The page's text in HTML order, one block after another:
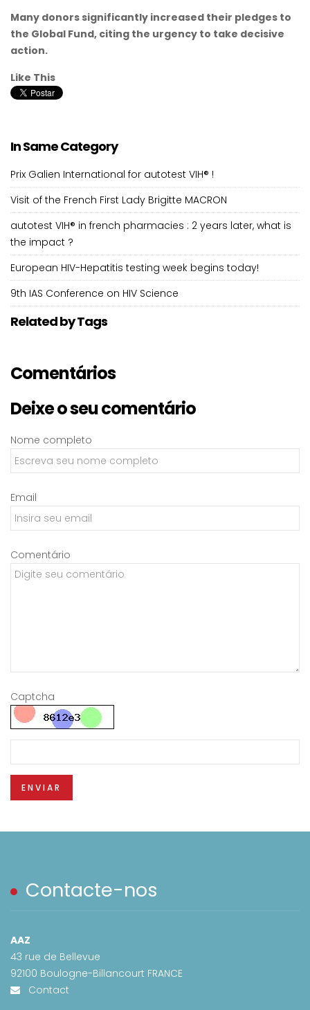
Many donors significantly increased their pledges to
the Global Fund, citing the urgency to take decisive
action.
Like This
In Same Category
Prix Galien International for autotest VIH® !
Visit of the French First Lady Brigitte MACRON
autotest VIH® in french pharmacies : 2 years later, what is
the impact ?
European HIV-Hepatitis testing week begins today!
9th IAS Conference on HIV Science
Related by Tags
Comentários
Deixe o seu comentário
Nome completo
Email
Comentário
Captcha
ENVIAR
Contacte-nos
AAZ
43 rue de Bellevue
92100 Boulogne-Billancourt FRANCE
Contact